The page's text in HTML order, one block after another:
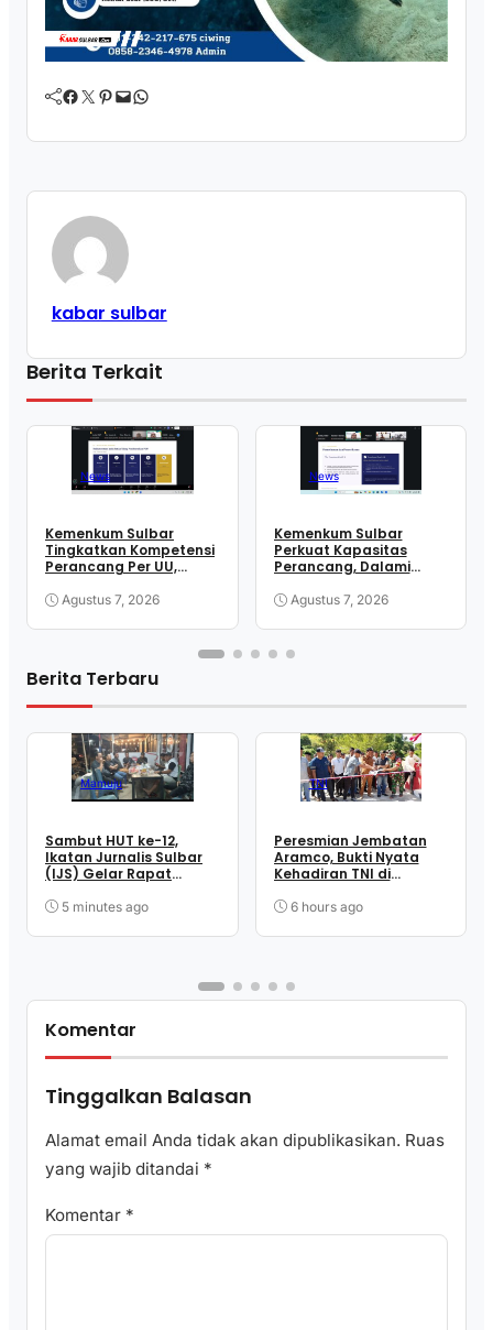
Facebook Twitter Pinterest Mail WhatsApp
kabar sulbar
Berita Terkait
News
Kemenkum Sulbar
Tingkatkan Kompetensi
Perancang Per UU,
Berkualitas
Agustus 7, 2026
News
Kemenkum Sulbar
Perkuat Kapasitas
Perancang, Dalami
Pengundangan
Agustus 7, 2026
Berita Terbaru
Mamuju
Sambut HUT ke-12,
Ikatan Jurnalis Sulbar
(IJS) Gelar Rapat
Panitia
5 minutes ago
TNI
Peresmian Jembatan
Aramco, Bukti Nyata
Kehadiran TNI di
Takandeang
6 hours ago
Komentar
Tinggalkan Balasan
Alamat email Anda tidak akan dipublikasikan. Ruas
yang wajib ditandai *
Komentar *